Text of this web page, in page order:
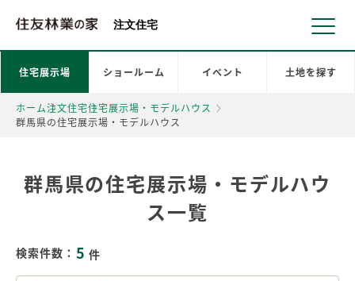
注文住宅
ホーム注文住宅住宅展示場・モデルハウス
群馬県の住宅展示場・モデルハウス
住宅展示場 ショールーム イベント 土地を探す
群馬県の住宅展示場・モデルハウ
ス一覧
検索件数： 5 件